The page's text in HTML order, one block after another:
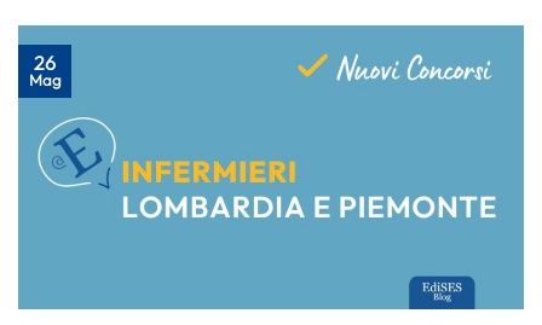
26
Mag